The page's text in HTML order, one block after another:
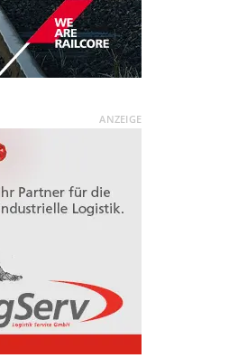
ANZEIGE